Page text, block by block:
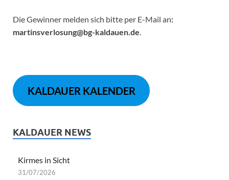
Die Gewinner melden sich bitte per E-Mail an:
martinsverlosung@bg-kaldauen.de.
KALDAUER KALENDER
KALDAUER NEWS
Kirmes in Sicht
31/07/2026